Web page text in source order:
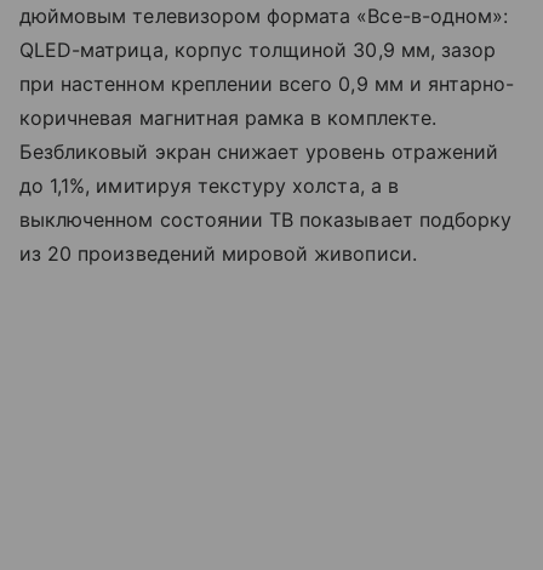
дюймовым телевизором формата «Все-в-одном»:
QLED-матрица, корпус толщиной 30,9 мм, зазор
при настенном креплении всего 0,9 мм и янтарно-
коричневая магнитная рамка в комплекте.
Безбликовый экран снижает уровень отражений
до 1,1%, имитируя текстуру холста, а в
выключенном состоянии ТВ показывает подборку
из 20 произведений мировой живописи.